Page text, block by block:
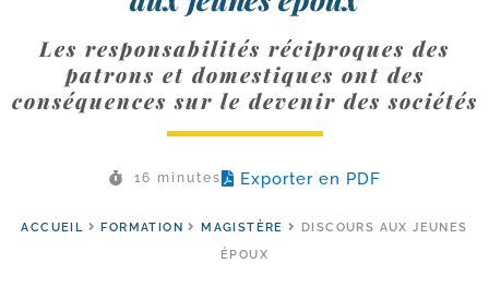
Les responsabilités réciproques des
patrons et domestiques ont des
conséquences sur le devenir des sociétés
16 minutes Exporter en PDF
ACCUEIL FORMATION MAGISTÈRE
DISCOURS AUX JEUNES
ÉPOUX